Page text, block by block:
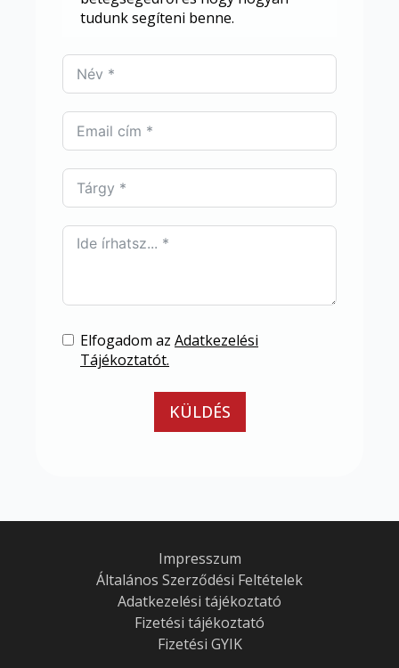
tudunk segíteni benne.
Elfogadom az Adatkezelési
Tájékoztatót.
KÜLDÉS
Impresszum
Általános Szerződési Feltételek
Adatkezelési tájékoztató
Fizetési tájékoztató
Fizetési GYIK